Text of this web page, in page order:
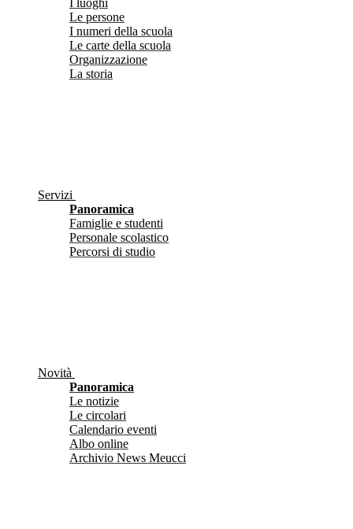
I luoghi
Le persone
I numeri della scuola
Le carte della scuola
Organizzazione
La storia
Servizi
Panoramica
Famiglie e studenti
Personale scolastico
Percorsi di studio
Novità
Panoramica
Le notizie
Le circolari
Calendario eventi
Albo online
Archivio News Meucci